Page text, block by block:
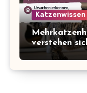
Katzenwissen
verstehen